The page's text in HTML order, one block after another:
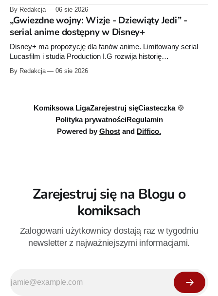
serii Avengers autorstwa Jeda MacKaya trafia do sklepów 12
sierpnia. Rzućcie okiem na przykładowe plansze.
By Redakcja 06 sie 2026
„Gwiezdne wojny: Wizje - Dziewiąty Jedi” -
serial anime dostępny w Disney+
Disney+ ma propozycję dla fanów anime. Limitowany serial
Lucasfilm i studia Production I.G rozwija historię
oraz „Dziewiąty Jedi: Dziecko nadziei" z serii „Gwiezdne
By Redakcja 06 sie 2026
Komiksowa LigaZarejestruj sięCiasteczka 🍪
Polityka prywatnościRegulamin
Powered by Ghost and Diffico.
Zarejestruj się na Blogu o
komiksach
Zalogowani użytkownicy dostają raz w tygodniu
newsletter z najważniejszymi informacjami.